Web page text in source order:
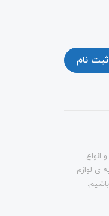
ثبت نام
انواع
ی لوازم